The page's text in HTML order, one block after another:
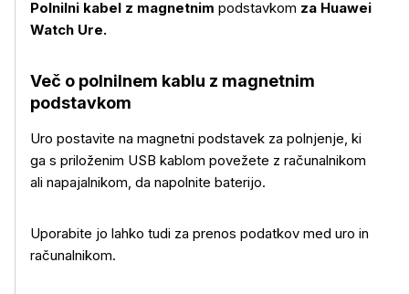
Več o izdelku
Polnilni kabel z magnetnim podstavkom za Huawei
Watch Ure.
Več o polnilnem kablu z magnetnim
podstavkom
Uro postavite na magnetni podstavek za polnjenje, ki
ga s priloženim USB kablom povežete z računalnikom
ali napajalnikom, da napolnite baterijo.
Uporabite jo lahko tudi za prenos podatkov med uro in
računalnikom.